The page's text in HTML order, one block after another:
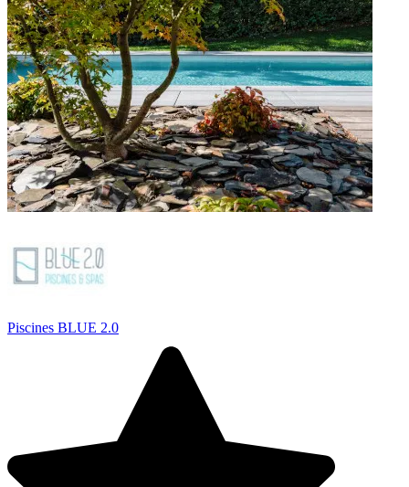
Piscines BLUE 2.0